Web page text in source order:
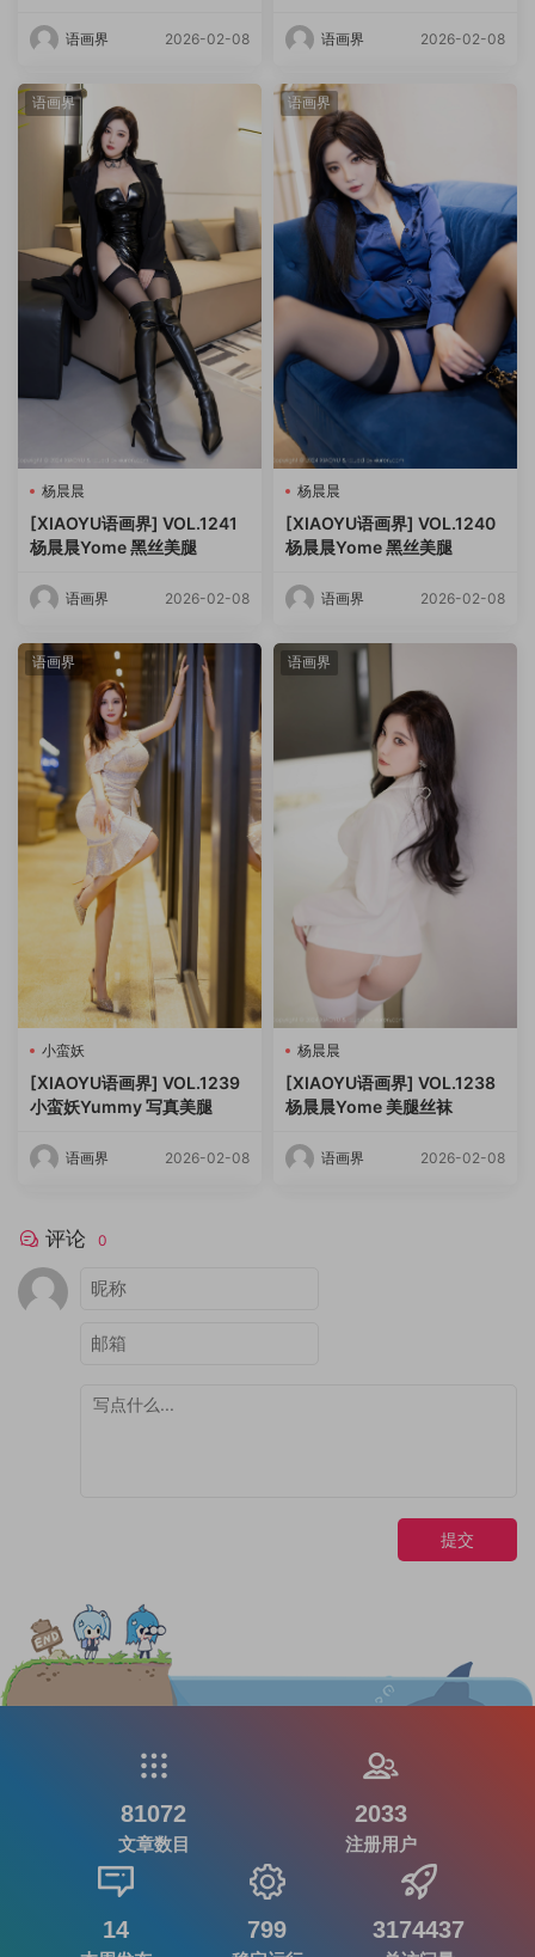
语画界 2026-02-08 语画界 2026-02-08
语画界
杨晨晨
[XIAOYU语画界] VOL.1241
杨晨晨Yome 黑丝美腿
语画界 2026-02-08
语画界
杨晨晨
[XIAOYU语画界] VOL.1240
杨晨晨Yome 黑丝美腿
语画界 2026-02-08
语画界
小蛮妖
[XIAOYU语画界] VOL.1239
小蛮妖Yummy 写真美腿
语画界 2026-02-08
语画界
杨晨晨
[XIAOYU语画界] VOL.1238
杨晨晨Yome 美腿丝袜
语画界 2026-02-08
评论 0
提交
81072
文章数目
2033
注册用户
14 799 3174437